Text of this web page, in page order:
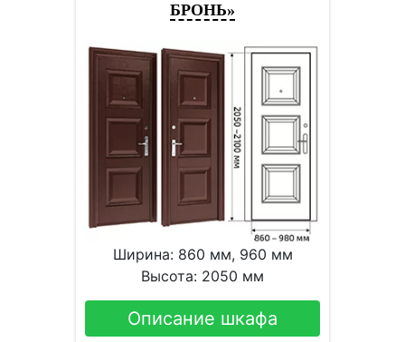
БРОНЬ»
Ширина: 860 мм, 960 мм
Высота: 2050 мм
Описание шкафа